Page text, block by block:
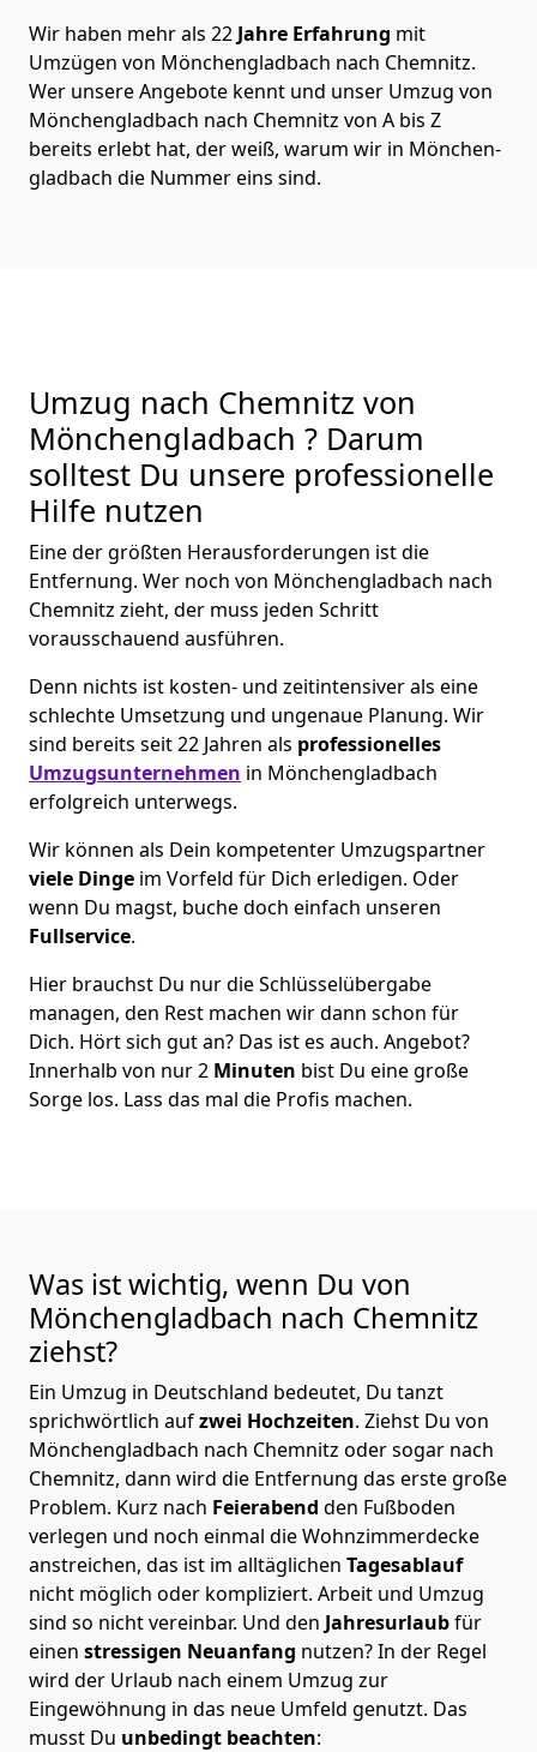
Wir haben mehr als 22 Jahre Erfahrung mit
Umzügen von Mönchen­gladbach nach Chemnitz.
Wer unsere Angebote kennt und unser Umzug von
Mönchen­gladbach nach Chemnitz von A bis Z
bereits erlebt hat, der weiß, warum wir in Mönchen­
gladbach die Nummer eins sind.
Umzug nach Chemnitz von
Mönchen­gladbach ? Darum
solltest Du unsere professionelle
Hilfe nutzen
Eine der größten Herausforderungen ist die
Entfernung. Wer noch von Mönchen­gladbach nach
Chemnitz zieht, der muss jeden Schritt
vorausschauend ausführen.
Denn nichts ist kosten- und zeitintensiver als eine
schlechte Umsetzung und ungenaue Planung. Wir
sind bereits seit 22 Jahren als professionelles
Umzugsunternehmen in Mönchen­gladbach
erfolgreich unterwegs.
Wir können als Dein kompetenter Umzugspartner
viele Dinge im Vorfeld für Dich erledigen. Oder
wenn Du magst, buche doch einfach unseren
Fullservice.
Hier brauchst Du nur die Schlüsselübergabe
managen, den Rest machen wir dann schon für
Dich. Hört sich gut an? Das ist es auch. Angebot?
Innerhalb von nur 2 Minuten bist Du eine große
Sorge los. Lass das mal die Profis machen.
Was ist wichtig, wenn Du von
Mönchen­gladbach nach Chemnitz
ziehst?
Ein Umzug in Deutschland bedeutet, Du tanzt
sprichwörtlich aufzwei Hochzeiten. Ziehst Du von
Mönchen­gladbach nach Chemnitz oder sogar nach
Chemnitz, dann wird die Entfernung das erste große
Problem. Kurz nach Feierabend den Fußboden
verlegen und noch einmal die Wohnzimmerdecke
anstreichen, das ist im alltäglichen Tagesablauf
nicht möglich oder kompliziert. Arbeit und Umzug
sind so nicht vereinbar. Und den Jahresurlaubfür
einen stressigen Neuanfang nutzen? In der Regel
wird der Urlaub nach einem Umzug zur
Eingewöhnung in das neue Umfeld genutzt. Das
musst Du unbedingt beachten: